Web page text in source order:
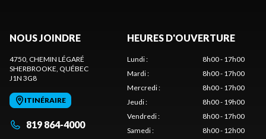
NOUS JOINDRE
4750, CHEMIN LÉGARÉ
SHERBROOKE, QUÉBEC
J1N 3G8
ITINÉRAIRE
819 864-4000
HEURES D'OUVERTURE
Lundi:
8h00 - 17h00
Mardi:
8h00 - 17h00
Mercredi:
8h00 - 17h00
Jeudi:
8h00 - 19h00
Vendredi:
8h00 - 17h00
Samedi: 8h00 - 12h00